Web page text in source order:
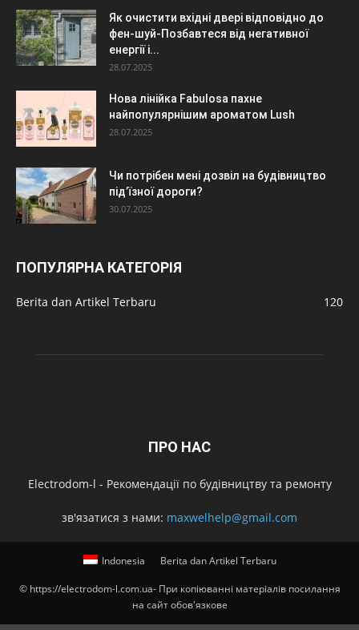
Як очистити вхідні двері відповідно до
фен-шуй-Позбавтеся від негативної
енергії і...
28.07.2025
Нова лінійка Fabulosa пахне
найпопулярнішим ароматом Lush
28.07.2025
Чи потрібен мені дозвіл на будівництво
під’їзної дороги?
30.07.2025
ПОПУЛЯРНА КАТЕГОРІЯ
Berita dan Artikel Terbaru 120
ПРО НАС
Electrodom-l - Рекомендації по будівництву та ремонту
зв'язатися з нами: maxwelhelp@gmail.com
Indonesia Berita dan Artikel Terbaru
© https://electrodom-l.com.ua- При копіюванні матеріалів посилання
на сайт обов'язкове